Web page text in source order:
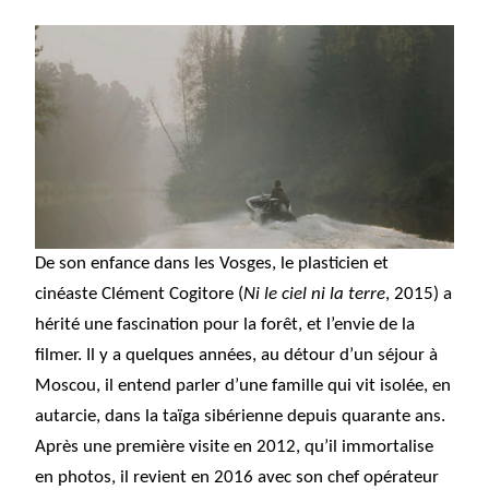
De son enfance dans les Vosges, le plasticien et
cinéaste Clément Cogitore (Ni le ciel ni la terre, 2015) a
hérité une fascination pour la forêt, et l’envie de la
filmer. Il y a quelques années, au détour d’un séjour à
Moscou, il entend parler d’une famille qui vit isolée, en
autarcie, dans la taïga sibérienne depuis quarante ans.
Après une première visite en 2012, qu’il immortalise
en photos, il revient en 2016 avec son chef opérateur